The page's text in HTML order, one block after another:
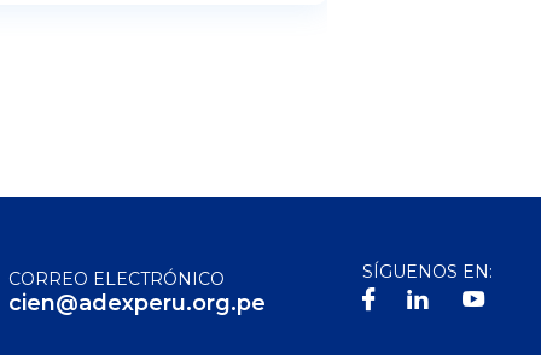
CORREO ELECTRÓNICO
cien@adexperu.org.pe
SÍGUENOS EN: